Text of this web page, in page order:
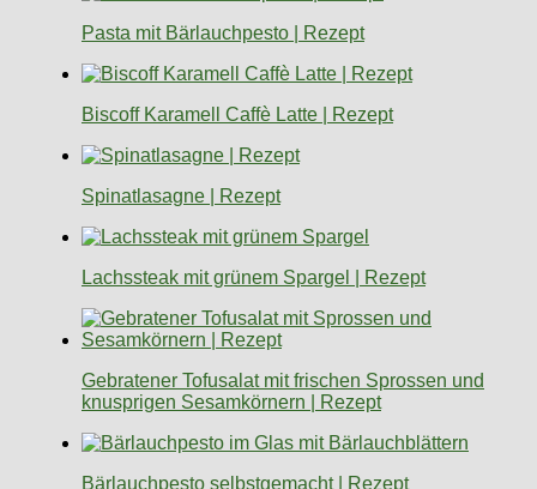
Pasta mit Bärlauchpesto | Rezept
Biscoff Karamell Caffè Latte | Rezept
Spinatlasagne | Rezept
Lachssteak mit grünem Spargel | Rezept
Gebratener Tofusalat mit frischen Sprossen und
knusprigen Sesamkörnern | Rezept
Bärlauchpesto selbstgemacht | Rezept